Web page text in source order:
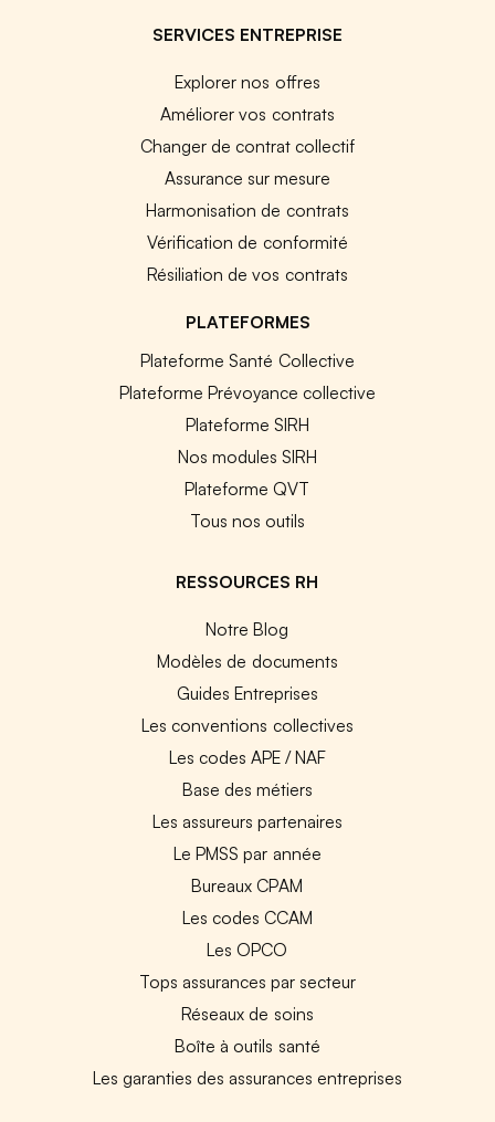
SERVICES ENTREPRISE
Explorer nos offres
Améliorer vos contrats
Changer de contrat collectif
Assurance sur mesure
Harmonisation de contrats
Vérification de conformité
Résiliation de vos contrats
PLATEFORMES
Plateforme Santé Collective
Plateforme Prévoyance collective
Plateforme SIRH
Nos modules SIRH
Plateforme QVT
Tous nos outils
RESSOURCES RH
Notre Blog
Modèles de documents
Guides Entreprises
Les conventions collectives
Les codes APE / NAF
Base des métiers
Les assureurs partenaires
Le PMSS par année
Bureaux CPAM
Les codes CCAM
Les OPCO
Tops assurances par secteur
Réseaux de soins
Boîte à outils santé
Les garanties des assurances entreprises